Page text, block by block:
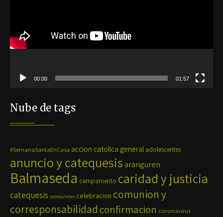
00:00 01:57
Nube de tags
#SemanaSantaEnCasa accion catolica general adolescentes
anuncio y catequesis aranguren
Balmaseda campamento caridad y justicia
catequesis catequistas celebracion comunion y
corresponsabilidad confirmacion coronavirus